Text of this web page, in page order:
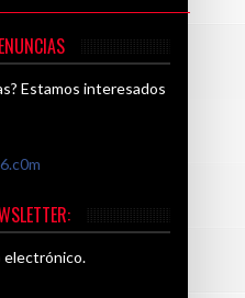
Estamos interesados
electrónico.